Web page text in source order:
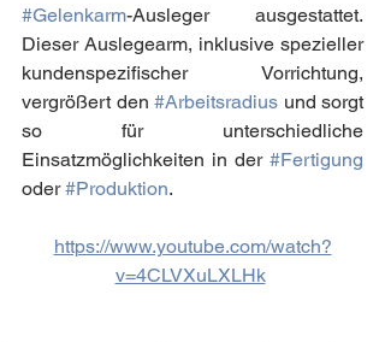
#Gelenkarm-Ausleger ausgestattet.
Dieser Auslegearm, inklusive spezieller
kundenspezifischer Vorrichtung,
vergrößert den #Arbeitsradius und sorgt
so für unterschiedliche
Einsatzmöglichkeiten in der #Fertigung
oder #Produktion.
https://www.youtube.com/watch?
v=4CLVXuLXLHk